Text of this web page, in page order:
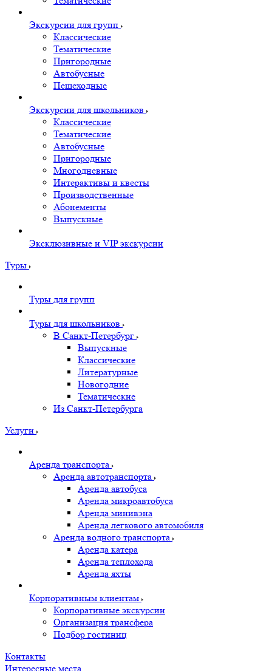
Экскурсии для групп
Классические
Тематические
Пригородные
Автобусные
Пешеходные
Экскурсии для школьников
Классические
Тематические
Автобусные
Пригородные
Многодневные
Интерактивы и квесты
Производственные
Абонементы
Выпускные
Эксклюзивные и VIP экскурсии
Туры
Туры для групп
Туры для школьников
В Санкт-Петербург
Выпускные
Классические
Литературные
Новогодние
Тематические
Из Санкт-Петербурга
Услуги
Аренда транспорта
Аренда автотранспорта
Аренда автобуса
Аренда микроавтобуса
Аренда минивэна
Аренда легкового автомобиля
Аренда водного транспорта
Аренда катера
Аренда теплохода
Аренда яхты
Корпоративным клиентам
Корпоративные экскурсии
Организация трансфера
Подбор гостиниц
Контакты
Интересные места